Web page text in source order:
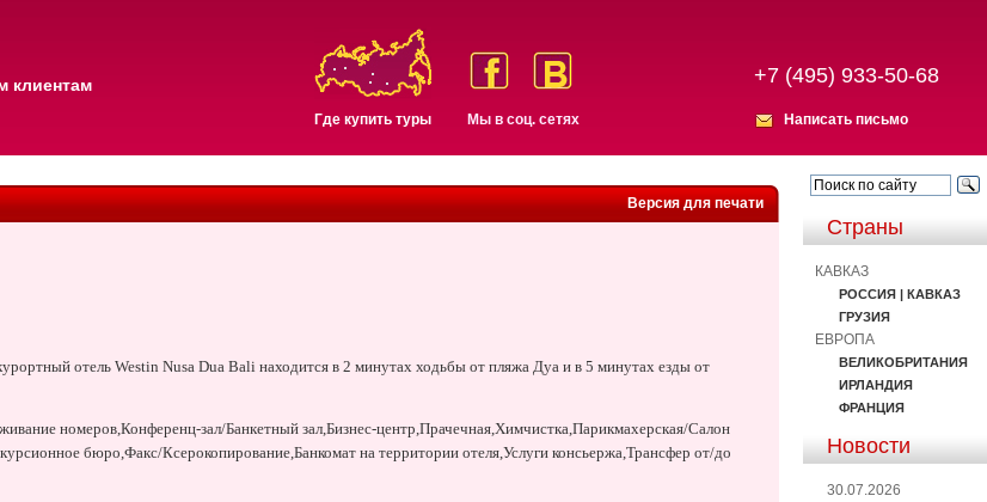
клиентам
Где купить туры Мы в соц. сетях
+7 (495) 933-50-68
Написать письмо
Версия для печати
отель Westin Nusa Dua Bali находится в 2 минутах ходьбы от пляжа Дуа и в 5 минутах езды от
номеров,Конференц-зал/Банкетный зал,Бизнес-центр,Прачечная,Химчистка,Парикмахерская/Салон
бюро,Факс/Ксерокопирование,Банкомат на территории отеля,Услуги консьержа,Трансфер от/до
Страны
КАВКАЗ
РОССИЯ | КАВКАЗ
ГРУЗИЯ
ЕВРОПА
ВЕЛИКОБРИТАНИЯ
ИРЛАНДИЯ
ФРАНЦИЯ
Новости
30.07.2026